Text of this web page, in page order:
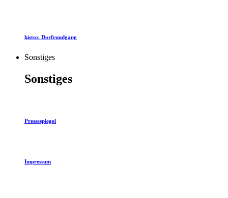
histor. Dorfrundgang
Sonstiges
Sonstiges
Pressespiegel
Impressum